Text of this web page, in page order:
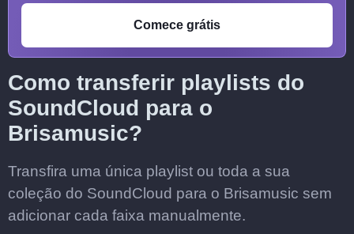
Comece grátis
Como transferir playlists do
SoundCloud para o
Brisamusic?
Transfira uma única playlist ou toda a sua
coleção do SoundCloud para o Brisamusic sem
adicionar cada faixa manualmente.